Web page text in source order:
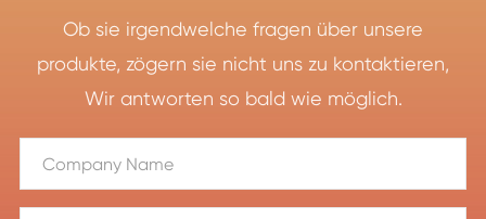
Ob sie irgendwelche fragen über unsere
produkte, zögern sie nicht uns zu kontaktieren,
Wir antworten so bald wie möglich.